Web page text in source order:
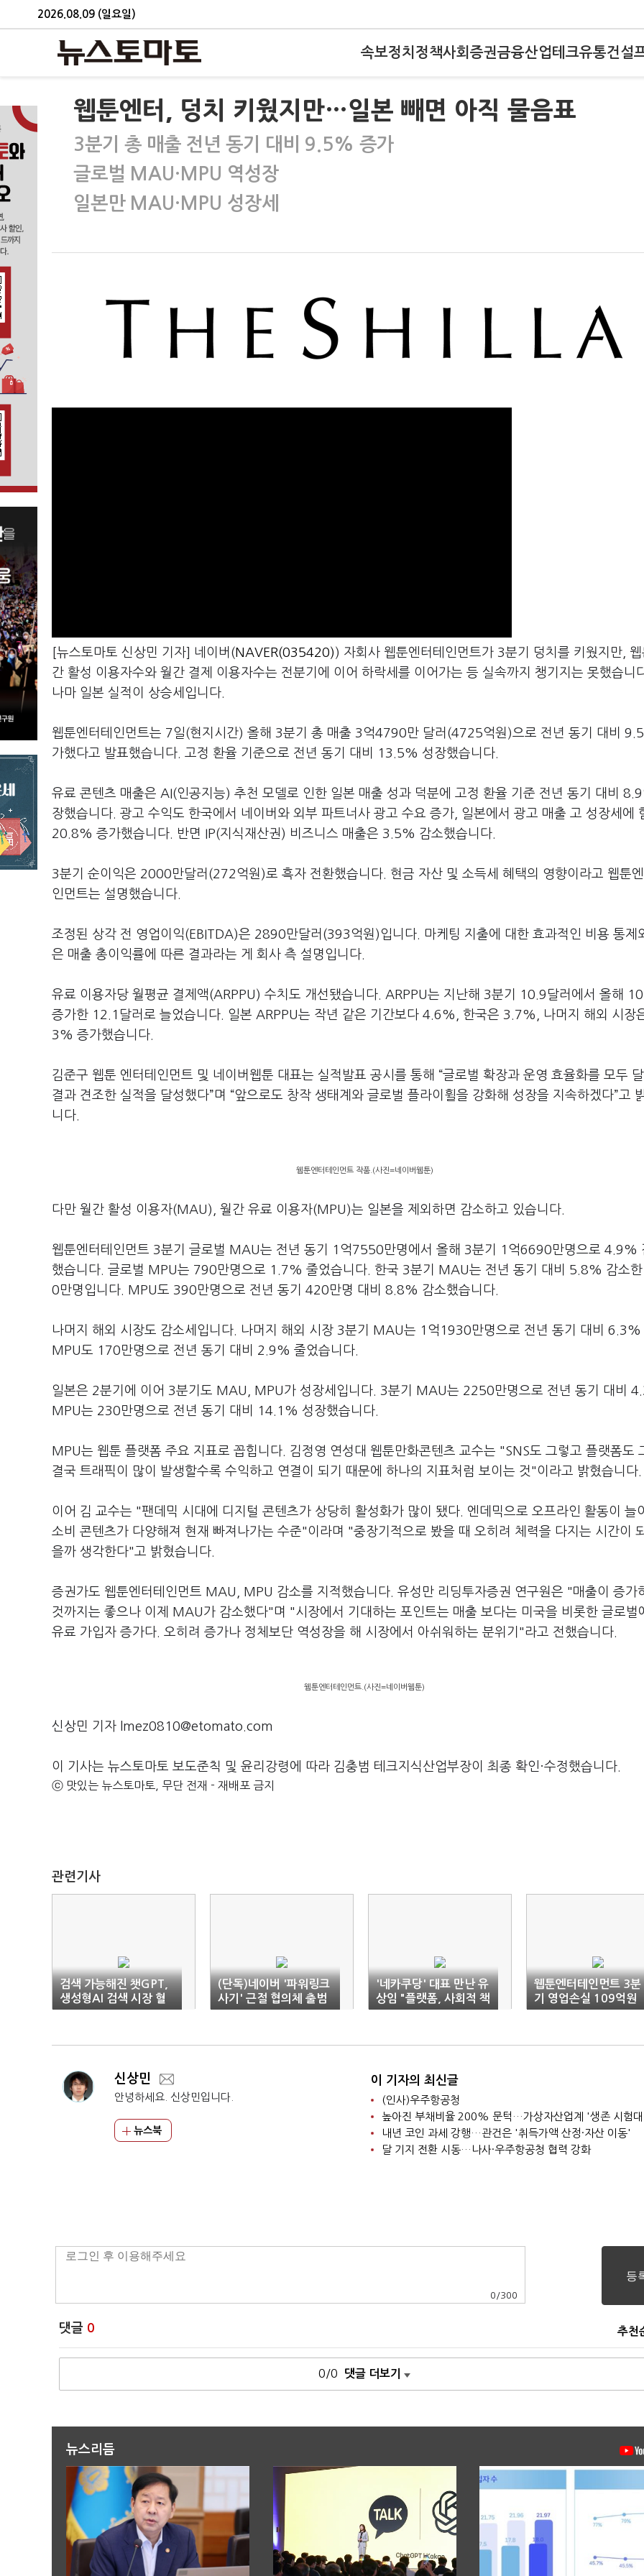
2026.08.09 (일요일)
속보정치 정책사회 증권금융산업테크유통건설
웹툰엔터, 덩치 키웠지만…일본 빼면 아직 물음표
3분기 총 매출 전년 동기 대비 9.5% 증가
글로벌 MAU·MPU 역성장
일본만 MAU·MPU 성장세
[뉴스토마토 신상민 기자] 네이버( NAVER(035420) ) 자회사 웹툰엔터테인먼트가 3분기 덩치를 키웠지만,
간 활성 이용자수와 월간 결제 이용자수는 전분기에 이어 하락세를 이어가는 등 실속까지 챙기지는 못했습니
나마 일본 실적이 상승세입니다.
웹툰엔터테인먼트는 7일(현지시간) 올해 3분기 총 매출 3억4790만 달러(4725억원)으로 전년 동기 대비
가했다고 발표했습니다. 고정 환율 기준으로 전년 동기 대비 13.5% 성장했습니다.
유료 콘텐츠 매출은 AI(인공지능) 추천 모델로 인한 일본 매출 성과 덕분에 고정 환율 기준 전년 동기 대비
장했습니다. 광고 수익도 한국에서 네이버와 외부 파트너사 광고 수요 증가, 일본에서 광고 매출 고 성장세에
20.8% 증가했습니다. 반면 IP(지식재산권) 비즈니스 매출은 3.5% 감소했습니다.
3분기 순이익은 2000만달러(272억원)로 흑자 전환했습니다. 현금 자산 및 소득세 혜택의 영향이라고 웹툰
인먼트는 설명했습니다.
조정된 상각 전 영업이익(EBITDA)은 2890만달러(393억원)입니다. 마케팅 지출에 대한 효과적인 비용 통제
은 매출 총이익률에 따른 결과라는 게 회사 측 설명입니다.
유료 이용자당 월평균 결제액(ARPPU) 수치도 개선됐습니다. ARPPU는 지난해 3분기 10.9달러에서 올해
증가한 12.1달러로 늘었습니다. 일본 ARPPU는 작년 같은 기간보다 4.6%, 한국은 3.7%, 나머지 해외 시장
3% 증가했습니다.
김준구 웹툰 엔터테인먼트 및 네이버웹툰 대표는 실적발표 공시를 통해 “글로벌 확장과 운영 효율화를 모두
결과 견조한 실적을 달성했다”며 “앞으로도 창작 생태계와 글로벌 플라이휠을 강화해 성장을 지속하겠다”고
니다.
웹툰엔터테인먼트 작품.(사진=네이버웹툰)
다만 월간 활성 이용자(MAU), 월간 유료 이용자(MPU)는 일본을 제외하면 감소하고 있습니다.
웹툰엔터테인먼트 3분기 글로벌 MAU는 전년 동기 1억7550만명에서 올해 3분기 1억6690만명으로 4.9%
했습니다. 글로벌 MPU는 790만명으로 1.7% 줄었습니다. 한국 3분기 MAU는 전년 동기 대비 5.8% 감소
0만명입니다. MPU도 390만명으로 전년 동기 420만명 대비 8.8% 감소했습니다.
나머지 해외 시장도 감소세입니다. 나머지 해외 시장 3분기 MAU는 1억1930만명으로 전년 동기 대비 6.3%
MPU도 170만명으로 전년 동기 대비 2.9% 줄었습니다.
일본은 2분기에 이어 3분기도 MAU, MPU가 성장세입니다. 3분기 MAU는 2250만명으로 전년 동기 대비
MPU는 230만명으로 전년 동기 대비 14.1% 성장했습니다.
MPU는 웹툰 플랫폼 주요 지표로 꼽힙니다. 김정영 연성대 웹툰만화콘텐츠 교수는 "SNS도 그렇고 플랫폼도
결국 트래픽이 많이 발생할수록 수익하고 연결이 되기 때문에 하나의 지표처럼 보이는 것"이라고 밝혔습니다
이어 김 교수는 "팬데믹 시대에 디지털 콘텐츠가 상당히 활성화가 많이 됐다. 엔데믹으로 오프라인 활동이 늘
소비 콘텐츠가 다양해져 현재 빠져나가는 수준"이라며 "중장기적으로 봤을 때 오히려 체력을 다지는 시간이
을까 생각한다"고 밝혔습니다.
증권가도 웹툰엔터테인먼트 MAU, MPU 감소를 지적했습니다. 유성만 리딩투자증권 연구원은 "매출이 증가
것까지는 좋으나 이제 MAU가 감소했다"며 "시장에서 기대하는 포인트는 매출 보다는 미국을 비롯한 글로벌
유료 가입자 증가다. 오히려 증가나 정체보단 역성장을 해 시장에서 아쉬워하는 분위기"라고 전했습니다.
웹툰엔터테인먼트.(사진=네이버웹툰)
신상민 기자 lmez0810@etomato.com
이 기사는 뉴스토마토 보도준칙 및 윤리강령에 따라 김충범 테크지식산업부장이 최종 확인·수정했습니다.
ⓒ 맛있는 뉴스토마토, 무단 전재 - 재배포 금지
관련기사
검색 가능해진 챗GPT,
생성형AI 검색 시장 혈
전 예고
(단독)네이버 '파워링크
사기' 근절 협의체 출범
'네카쿠당' 대표 만난 유
상임 "플랫폼, 사회적 책
임 다해야"
웹툰엔터테인먼트 3분
기 영업손실 109억원
신상민
안녕하세요. 신상민입니다.
뉴스북
이 기자의 최신글
(인사)우주항공청
높아진 부채비율 200% 문턱…가상자산업계 '생존 시험
내년 코인 과세 강행…관건은 '취득가액 산정·자산 이동'
달 기지 전환 시동…나사·우주항공청 협력 강화
0 /300
댓글 0 추천
0/0 댓글 더보기
뉴스리듬